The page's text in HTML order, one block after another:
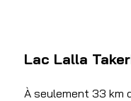
Lac Lalla
À seulement 33 km